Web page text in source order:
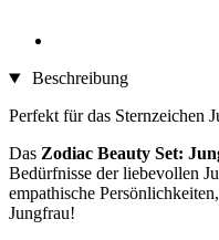
Beschreibung
Perfekt für das Sternzeichen
Das Zodiac Beauty Set:
Bedürfnisse der liebevollen
empathische
Jungfrau!